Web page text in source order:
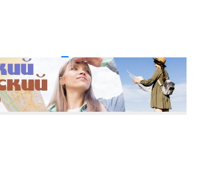
Регистрация